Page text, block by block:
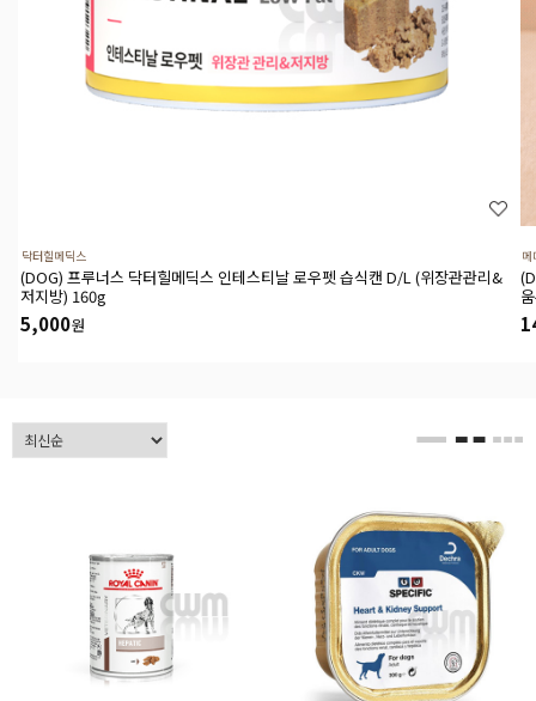
닥터힐메딕스
(DOG) 프루너스 닥터힐메딕스 인테스티날 로우펫 습식캔 D/L (위장관관리&
저지방) 160g
5,000원
메